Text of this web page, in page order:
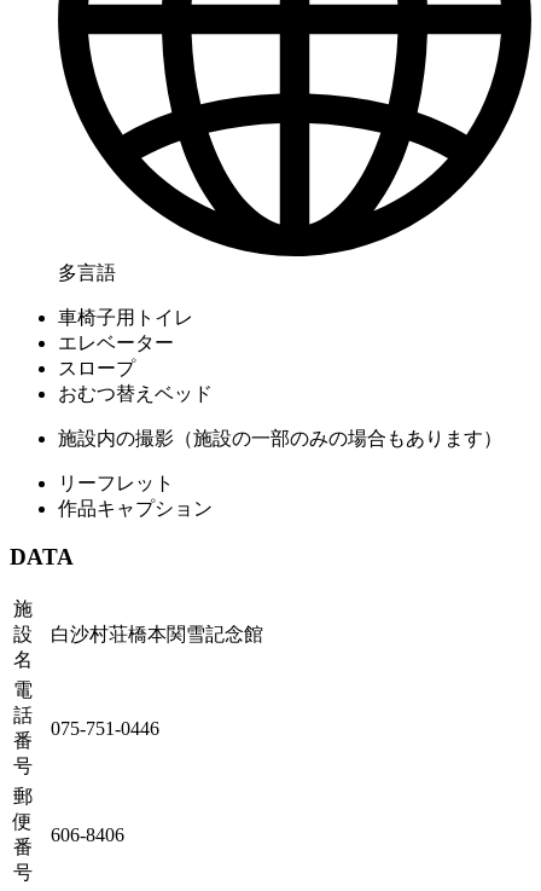
多言語
車椅子用トイレ
エレベーター
スロープ
おむつ替えベッド
施設内の撮影（施設の一部のみの場合もあります）
リーフレット
作品キャプション
DATA
施
設
名
白沙村荘橋本関雪記念館
電
話
番
号
075-751-0446
郵
便
番
号
606-8406